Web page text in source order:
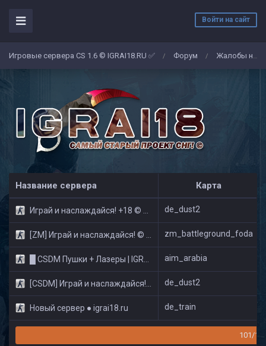
Войти на сайт
Игровые сервера CS 1.6 © IGRAI18.RU ✅ / Форум / Жалобы на админов/игроков
Название сервера Карта
Играй и наслаждайся! +18 © Public de_dust2
[ZM] Играй и наслаждайся! © Zombie Show zm_battleground_foda
█ CSDM Пушки + Лазеры | IGRAI18.RU ツ █ aim_arabia
[CSDM] Играй и наслаждайся! © Classic de_dust2
Новый сервер ● igrai18.ru de_train
101/